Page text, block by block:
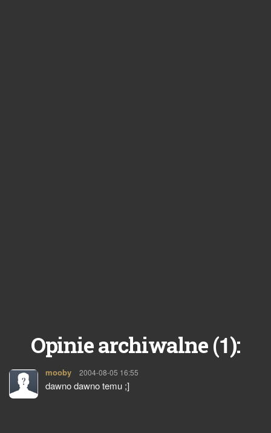
Opinie archiwalne (1):
mooby pisze:
2004-08-05 16:55
dawno dawno temu ;]